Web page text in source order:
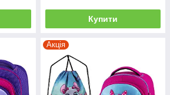
Купити
Акція